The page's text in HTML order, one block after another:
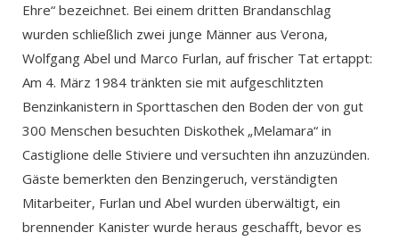
Ehre“ bezeichnet. Bei einem dritten Brandanschlag
wurden schließlich zwei junge Männer aus Verona,
Wolfgang Abel und Marco Furlan, auf frischer Tat ertappt:
Am 4. März 1984 tränkten sie mit aufgeschlitzten
Benzinkanistern in Sporttaschen den Boden der von gut
300 Menschen besuchten Diskothek „Melamara“ in
Castiglione delle Stiviere und versuchten ihn anzuzünden.
Gäste bemerkten den Benzingeruch, verständigten
Mitarbeiter, Furlan und Abel wurden überwältigt, ein
brennender Kanister wurde heraus geschafft, bevor es